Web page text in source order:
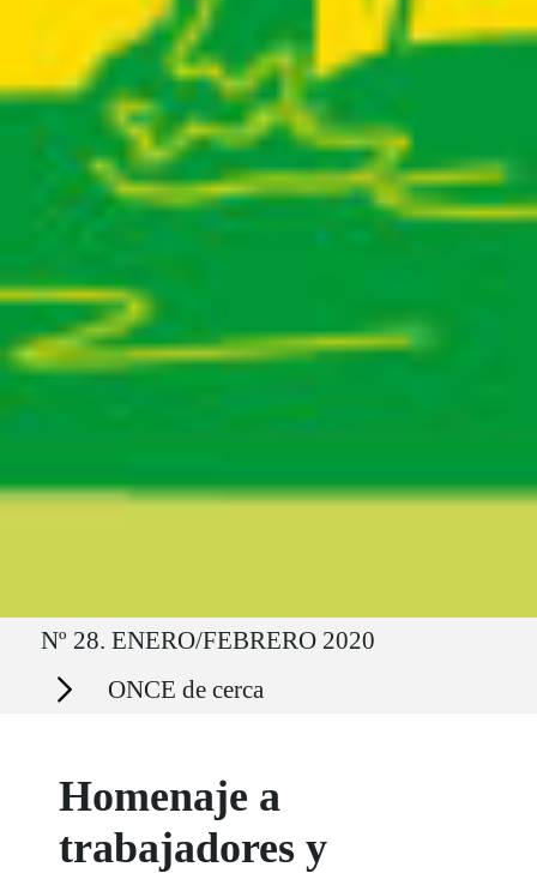
Ruta del sitio
Nº 28. ENERO/FEBRERO 2020
Secciones ONCE de cerca
Homenaje a
trabajadores y